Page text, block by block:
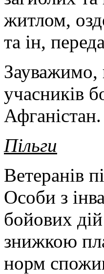
житлом,
та ін,
Зауважимо,
учасників
Афганістан.
Пільги
Ветеранів
Особи з
бойових
знижкою
норм